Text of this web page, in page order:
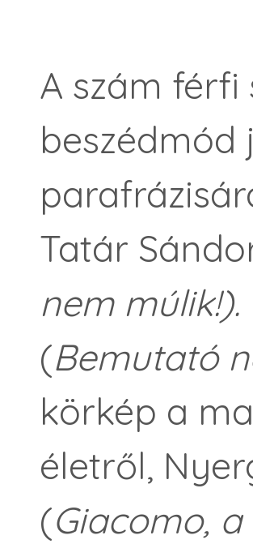
A szám férfi
beszédmód
Tatár
nem múlik!).
(Bemutató
körkép a
életről,
(Giacomo,